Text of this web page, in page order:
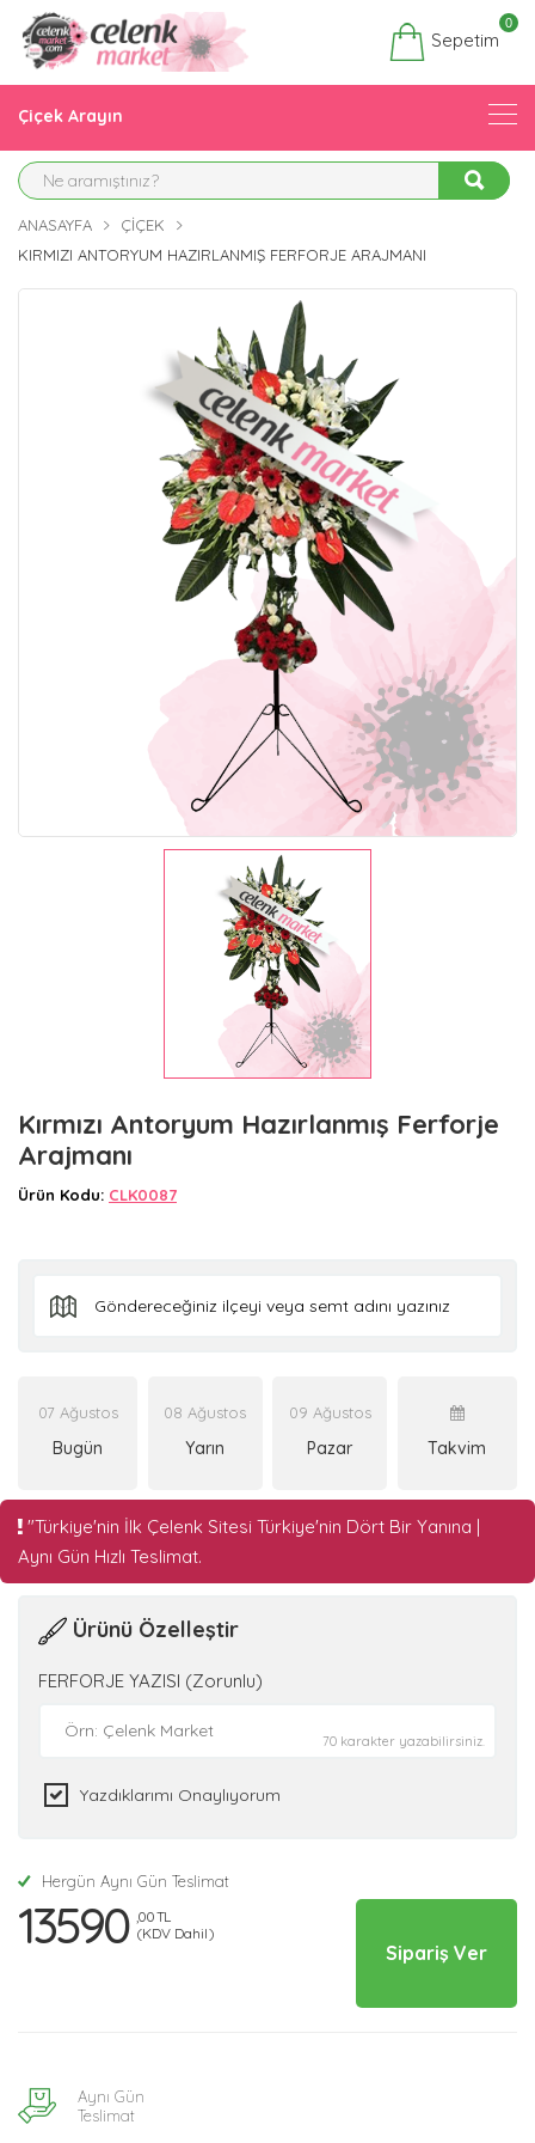
Sepetim
0
Çiçek Arayın
ANASAYFA
ÇIÇEK
KIRMIZI ANTORYUM HAZIRLANMIŞ FERFORJE ARAJMANI
Kırmızı Antoryum Hazırlanmış Ferforje
Arajmanı
Ürün Kodu: CLK0087
07 Ağustos
Bugün
08 Ağustos
Yarın
09 Ağustos
Pazar Takvim
"Türkiye'nin İlk Çelenk Sitesi Türkiye'nin Dört Bir Yanına |
Aynı Gün Hızlı Teslimat.
Ürünü Özelleştir
FERFORJE YAZISI (Zorunlu)
70 karakter yazabilirsiniz.
Yazdıklarımı Onaylıyorum
Hergün Aynı Gün Teslimat
13590 ,00 TL
(KDV Dahil)
Sipariş Ver
Aynı Gün
Teslimat